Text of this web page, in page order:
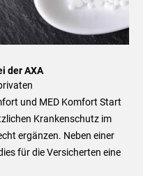
der AXA
und MED Komfort Start
Krankenschutz im
ergänzen. Neben einer
für die Versicherten eine